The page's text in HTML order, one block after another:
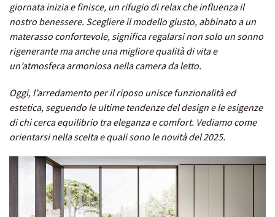
giornata inizia e finisce, un rifugio di relax che influenza il
nostro benessere. Scegliere il modello giusto, abbinato a un
materasso confortevole, significa regalarsi non solo un sonno
rigenerante ma anche una migliore qualità di vita e
un’atmosfera armoniosa nellacamera da letto.
Oggi, l’arredamento per il riposo unisce funzionalità ed
estetica, seguendo le ultime tendenze del design e le esigenze
di chi cerca equilibrio tra eleganza e comfort. Vediamo come
orientarsi nella scelta e quali sono le novità del 2025.